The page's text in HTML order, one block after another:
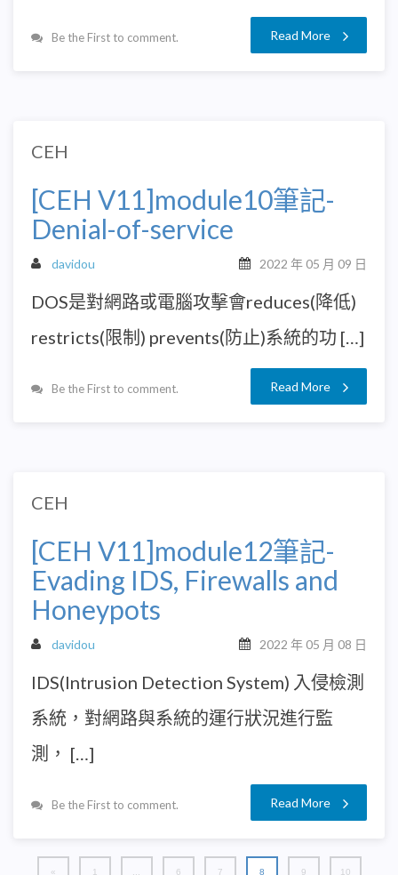
Be the First to comment. Read More
CEH
[CEH V11]module10筆記-
Denial-of-service
davidou 2022 年 05 月 09 日
DOS是對網路或電腦攻擊會reduces(降低)
restricts(限制) prevents(防止)系統的功 […]
Be the First to comment. Read More
CEH
[CEH V11]module12筆記-
Evading IDS, Firewalls and
Honeypots
davidou 2022 年 05 月 08 日
IDS(Intrusion Detection System) 入侵檢測
系統，對網路與系統的運行狀況進行監
測， […]
Be the First to comment. Read More
« 1 6 7 8 9 10